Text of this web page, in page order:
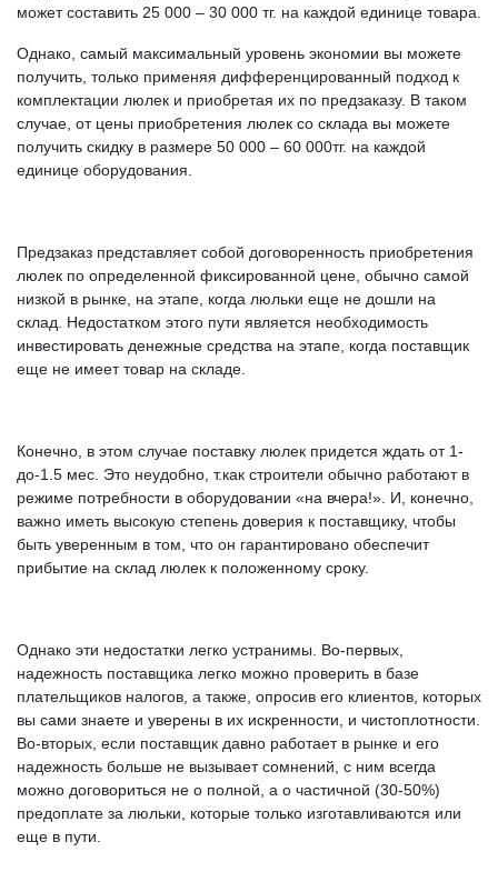
может составить 25 000 – 30 000 тг. на каждой единице товара.
Однако, самый максимальный уровень экономии вы можете
получить, только применяя дифференцированный подход к
комплектации люлек и приобретая их по предзаказу. В таком
случае, от цены приобретения люлек со склада вы можете
получить скидку в размере 50 000 – 60 000тг. на каждой
единице оборудования.
Предзаказ представляет собой договоренность приобретения
люлек по определенной фиксированной цене, обычно самой
низкой в рынке, на этапе, когда люльки еще не дошли на
склад. Недостатком этого пути является необходимость
инвестировать денежные средства на этапе, когда поставщик
еще не имеет товар на складе.
Конечно, в этом случае поставку люлек придется ждать от 1-
до-1.5 мес. Это неудобно, т.как строители обычно работают в
режиме потребности в оборудовании «на вчера!». И, конечно,
важно иметь высокую степень доверия к поставщику, чтобы
быть уверенным в том, что он гарантировано обеспечит
прибытие на склад люлек к положенному сроку.
Однако эти недостатки легко устранимы. Во-первых,
надежность поставщика легко можно проверить в базе
плательщиков налогов, а также, опросив его клиентов, которых
вы сами знаете и уверены в их искренности, и чистоплотности.
Во-вторых, если поставщик давно работает в рынке и его
надежность больше не вызывает сомнений, с ним всегда
можно договориться не о полной, а о частичной (30-50%)
предоплате за люльки, которые только изготавливаются или
еще в пути.